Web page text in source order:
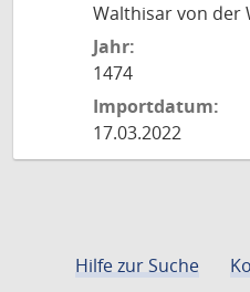
Walthisar von der
Jahr:
1474
Importdatum:
17.03.2022
Hilfe zur Suche